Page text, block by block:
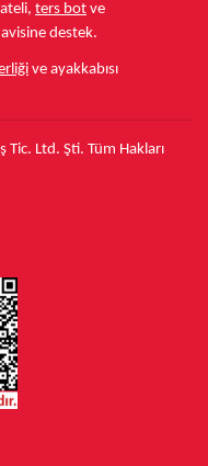
ters bot ve
destek.
ve ayakkabısı
Ltd. Şti. Tüm Hakları